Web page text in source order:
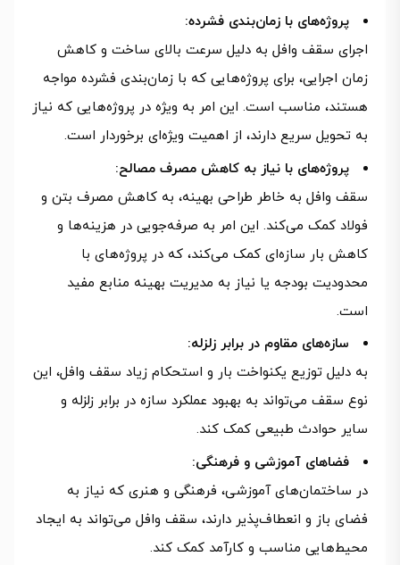
پروژه‌های با زمان‌بندی فشرده:
اجرای سقف وافل به دلیل سرعت بالای ساخت و کاهش
زمان اجرایی، برای پروژه‌هایی که با زمان‌بندی فشرده مواجه
هستند، مناسب است. این امر به ویژه در پروژه‌هایی که نیاز
به تحویل سریع دارند، از اهمیت ویژه‌ای برخوردار است.
پروژه‌های با نیاز به کاهش مصرف مصالح:
سقف وافل به خاطر طراحی بهینه، به کاهش مصرف بتن و
فولاد کمک می‌کند. این امر به صرفه‌جویی در هزینه‌ها و
کاهش بار سازه‌ای کمک می‌کند، که در پروژه‌های با
محدودیت بودجه یا نیاز به مدیریت بهینه منابع مفید
است.
سازه‌های مقاوم در برابر زلزله:
به دلیل توزیع یکنواخت بار و استحکام زیاد سقف وافل، این
نوع سقف می‌تواند به بهبود عملکرد سازه در برابر زلزله و
سایر حوادث طبیعی کمک کند.
فضاهای آموزشی و فرهنگی:
در ساختمان‌های آموزشی، فرهنگی و هنری که نیاز به
فضای باز و انعطاف‌پذیر دارند، سقف وافل می‌تواند به ایجاد
محیط‌هایی مناسب و کارآمد کمک کند.